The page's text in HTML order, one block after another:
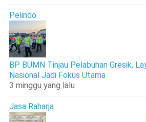
Pelindo
BP BUMN Tinjau Pelabuhan Gresik,
Nasional Jadi Fokus Utama
3 minggu yang lalu
Jasa Raharja